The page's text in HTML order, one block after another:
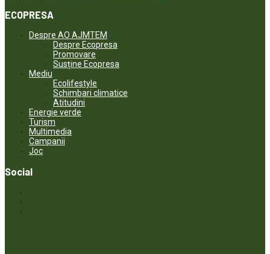
ECOPRESA
Despre AO AJMTEM
Despre Ecopresa
Promovare
Susține Ecopresa
Mediu
Ecolifestyle
Schimbari climatice
Atitudini
Energie verde
Turism
Multimedia
Campanii
Joc
Social